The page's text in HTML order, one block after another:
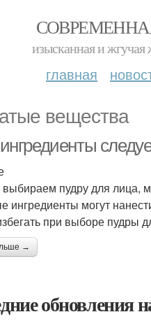
изысканная и жгучая
главная
вещества
пудру для лица,
ингредиенты могут
при выборе пудры
→
обновления